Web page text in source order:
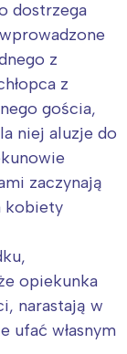
dostrzega
z
z
gościa,
niej aluzje do
zaczynają
kobiety
opiekunka
narastają w
ufać własnym